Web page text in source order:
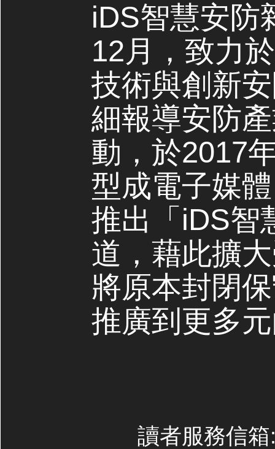
iDS智慧安防
12月，致力
技術與創新
細報導安防
動，於2017
型成電子媒
推出「iDS智
道，藉此擴
將原本封閉
推廣到更多
讀者服務信